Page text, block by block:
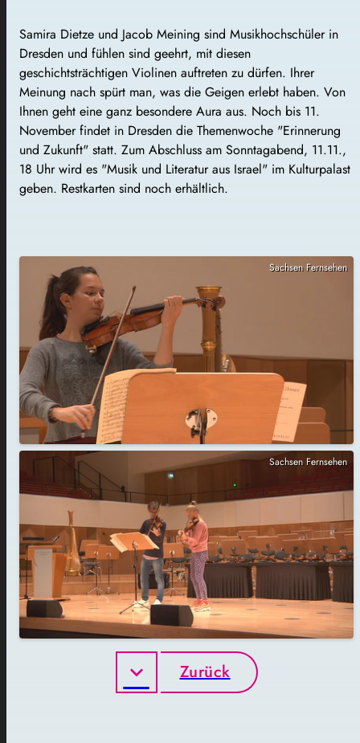
Samira Dietze und Jacob Meining sind Musikhochschüler in
Dresden und fühlen sind geehrt, mit diesen
geschichtsträchtigen Violinen auftreten zu dürfen. Ihrer
Meinung nach spürt man, was die Geigen erlebt haben. Von
Ihnen geht eine ganz besondere Aura aus. Noch bis 11.
November findet in Dresden die Themenwoche "Erinnerung
und Zukunft" statt. Zum Abschluss am Sonntagabend, 11.11.,
18 Uhr wird es "Musik und Literatur aus Israel" im Kulturpalast
geben. Restkarten sind noch erhältlich.
Sachsen Fernsehen
Sachsen Fernsehen
Zurück